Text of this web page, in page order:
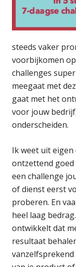
steeds vaker
voorbijkomen
challenges
meegaat met
gaat met het
voor jouw
onderscheiden.
Ik weet uit
ontzettend
een challenge
of dienst eerst
proberen. En
heel laag
ontwikkelt dat
resultaat